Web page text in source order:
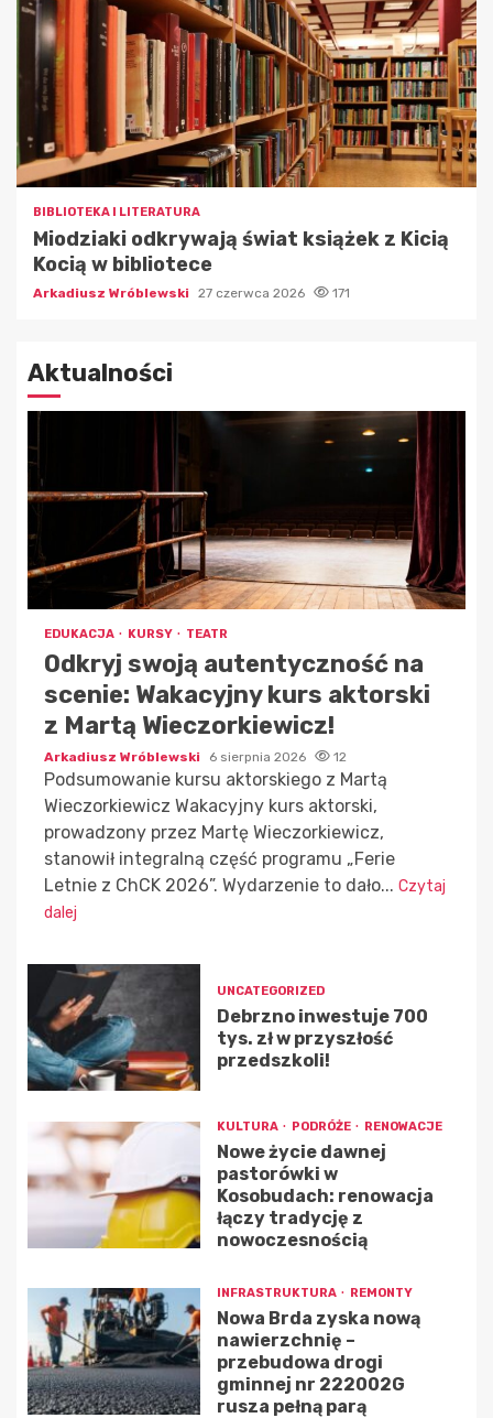
BIBLIOTEKA I LITERATURA
Miodziaki odkrywają świat książek z Kicią
Kocią w bibliotece
Arkadiusz Wróblewski 27 czerwca 2026 171
Aktualności
EDUKACJA KURSY TEATR
Odkryj swoją autentyczność na
scenie: Wakacyjny kurs aktorski
z Martą Wieczorkiewicz!
Arkadiusz Wróblewski 6 sierpnia 2026 12
Podsumowanie kursu aktorskiego z Martą
Wieczorkiewicz Wakacyjny kurs aktorski,
prowadzony przez Martę Wieczorkiewicz,
stanowił integralną część programu „Ferie
Letnie z ChCK 2026”. Wydarzenie to dało... Czytaj
dalej
UNCATEGORIZED
Debrzno inwestuje 700
tys. zł w przyszłość
przedszkoli!
KULTURA PODRÓŻE RENOWACJE
Nowe życie dawnej
pastorówki w
Kosobudach: renowacja
łączy tradycję z
nowoczesnością
INFRASTRUKTURA REMONTY
Nowa Brda zyska nową
nawierzchnię –
przebudowa drogi
gminnej nr 222002G
rusza pełną parą